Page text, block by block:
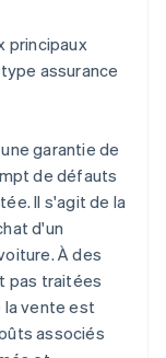
principaux
assurance
garantie de
de défauts
Il s'agit de la
d'un
À des
pas traitées
la vente est
associés